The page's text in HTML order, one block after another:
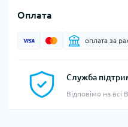
Оплата
оплата за
Служба
Відповімо на всі